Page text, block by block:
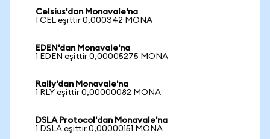
Celsius'dan Monavale'na
1 CEL eşittir 0,000342 MONA
EDEN'dan Monavale'na
1 EDEN eşittir 0,00005275 MONA
Rally'dan Monavale'na
1 RLY eşittir 0,00000082 MONA
DSLA Protocol'dan Monavale'na
1 DSLA eşittir 0,00000151 MONA